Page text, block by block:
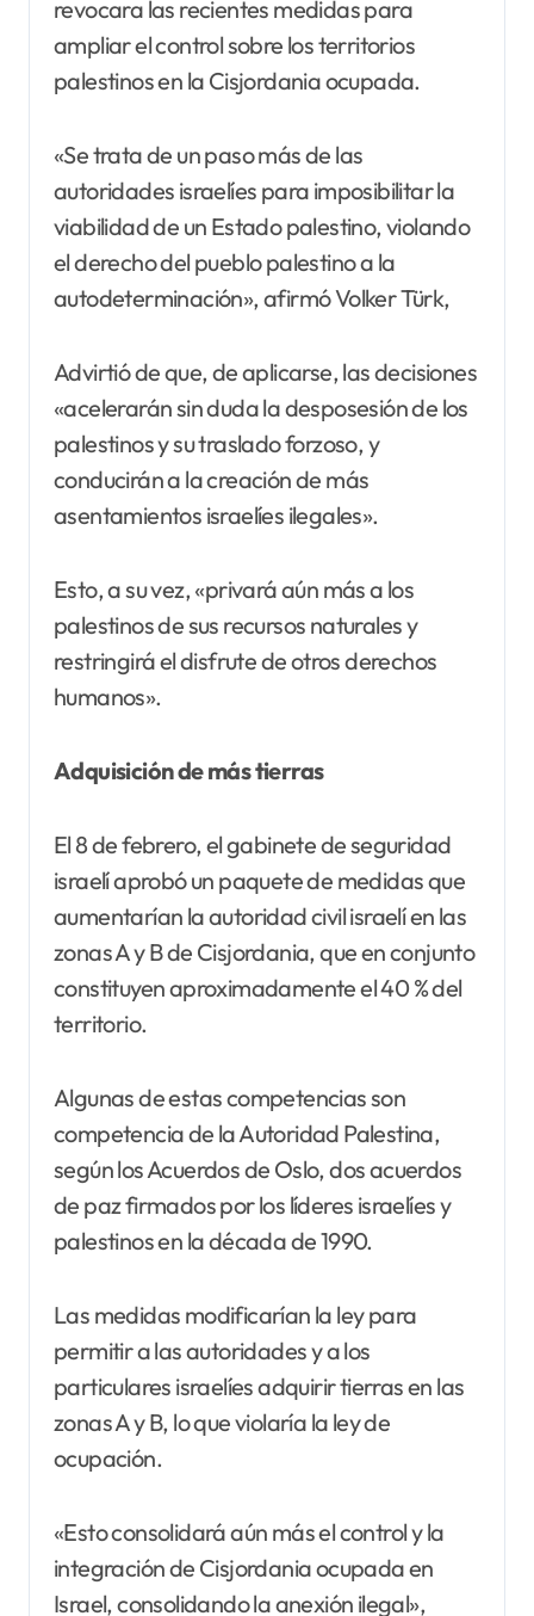
revocara las recientes medidas para
ampliar el control sobre los territorios
palestinos en la Cisjordania ocupada.
«Se trata de un paso más de las
autoridades israelíes para imposibilitar la
viabilidad de un Estado palestino, violando
el derecho del pueblo palestino a la
autodeterminación», afirmó Volker Türk,
Advirtió de que, de aplicarse, las decisiones
«acelerarán sin duda la desposesión de los
palestinos y su traslado forzoso, y
conducirán a la creación de más
asentamientos israelíes ilegales».
Esto, a su vez, «privará aún más a los
palestinos de sus recursos naturales y
restringirá el disfrute de otros derechos
humanos».
Adquisición de más tierras
El 8 de febrero, el gabinete de seguridad
israelí aprobó un paquete de medidas que
aumentarían la autoridad civil israelí en las
zonas A y B de Cisjordania, que en conjunto
constituyen aproximadamente el 40 % del
territorio.
Algunas de estas competencias son
competencia de la Autoridad Palestina,
según los Acuerdos de Oslo, dos acuerdos
de paz firmados por los líderes israelíes y
palestinos en la década de 1990.
Las medidas modificarían la ley para
permitir a las autoridades y a los
particulares israelíes adquirir tierras en las
zonas A y B, lo que violaría la ley de
ocupación.
«Esto consolidará aún más el control y la
integración de Cisjordania ocupada en
Israel, consolidando la anexión ilegal»,